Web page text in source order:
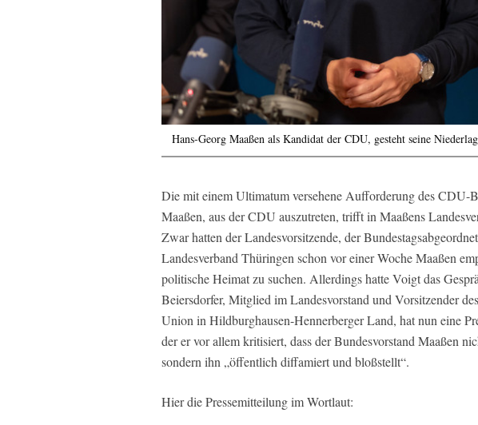
Hans-Georg Maaßen als Kandidat der CDU, gesteht seine
Die mit einem Ultimatum versehene Aufforderung des CDU-
Maaßen, aus der CDU auszutreten, trifft in Maaßens
Zwar hatten der Landesvorsitzende, der
Landesverband Thüringen schon vor einer Woche Maaßen
politische Heimat zu suchen. Allerdings hatte Voigt das
Beiersdorfer, Mitglied im Landesvorstand und Vorsitzender
Union in Hildburghausen-Hennerberger Land, hat nun eine
der er vor allem kritisiert, dass der Bundesvorstand Maaßen
sondern ihn „öffentlich diffamiert und bloßstellt“.
Hier die Pressemitteilung im Wortlaut: